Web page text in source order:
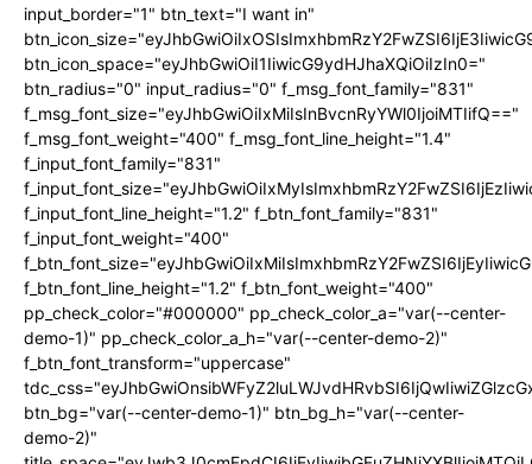
input_border="1" btn_text="I want in"
btn_icon_space="eyJhbGwiOiI1IiwicG9ydHJhaXQiOiIzIn0="
btn_radius="0" input_radius="0" f_msg_font_family="831"
f_msg_font_size="eyJhbGwiOiIxMiIsInBvcnRyYWl0IjoiMTIifQ=="
f_msg_font_weight="400" f_msg_font_line_height="1.4"
f_input_font_family="831"
f_input_font_line_height="1.2" f_btn_font_family="831"
f_input_font_weight="400"
f_btn_font_line_height="1.2" f_btn_font_weight="400"
pp_check_color="#000000" pp_check_color_a="var(--center-
demo-1)" pp_check_color_a_h="var(--center-demo-2)"
f_btn_font_transform="uppercase"
btn_bg="var(--center-demo-1)" btn_bg_h="var(--center-
demo-2)"